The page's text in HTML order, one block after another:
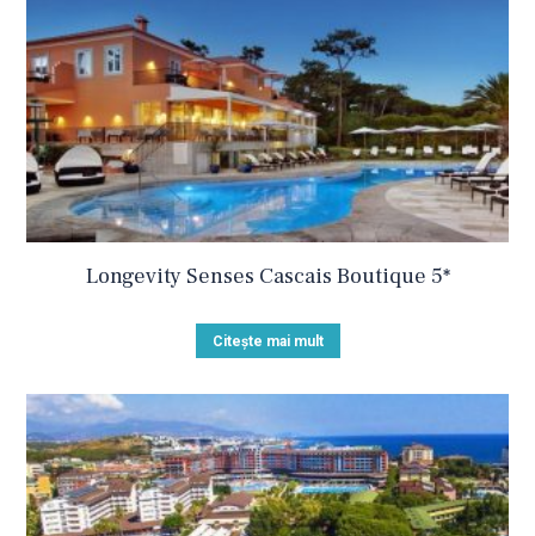
Longevity Senses Cascais Boutique 5*
Citește mai mult